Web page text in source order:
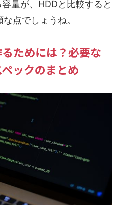
量が、HDDと比較すると
点でしょうね。
ためには？必要な
ックのまとめ